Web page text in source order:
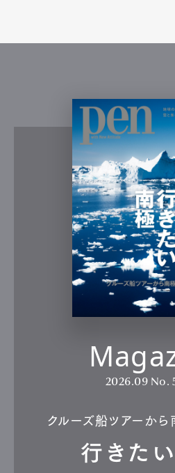
2026.09 No.
クルーズ船ツアーか
行きた